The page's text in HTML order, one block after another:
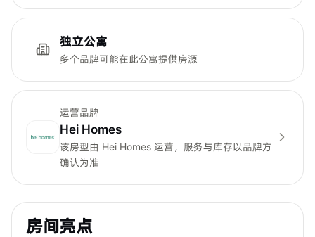
独立公寓
多个品牌可能在此公寓提供房源
运营品牌
Hei Homes
该房型由 Hei Homes 运营，服务与库存以品牌方
确认为准
房间亮点